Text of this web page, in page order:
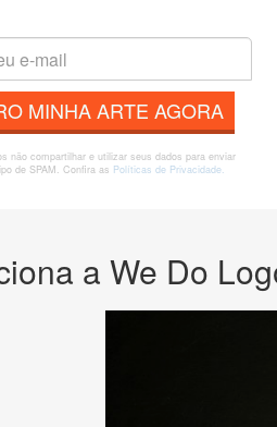
MINHA ARTE AGORA
não compartilhar e utilizar seus dados para enviar
de SPAM. Confira as Políticas de Privacidade.
a We Do